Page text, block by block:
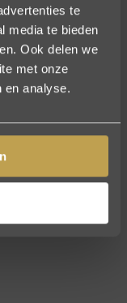
te
media te bieden
Ook delen we
met onze
en analyse.